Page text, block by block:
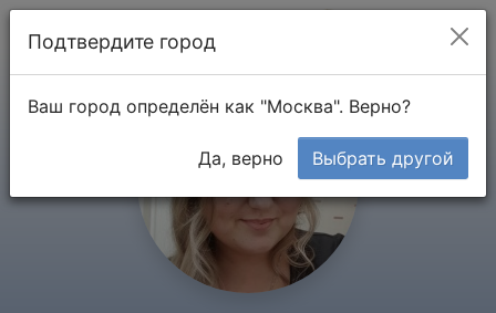
Подтвердите город
Ваш город определён как "Москва". Верно?
Да, верно Выбрать другой